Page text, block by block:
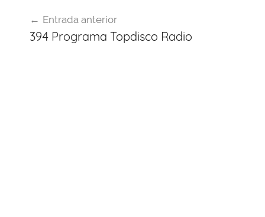
k
de
entradas
Entrada anterior
394 Programa Topdisco Radio